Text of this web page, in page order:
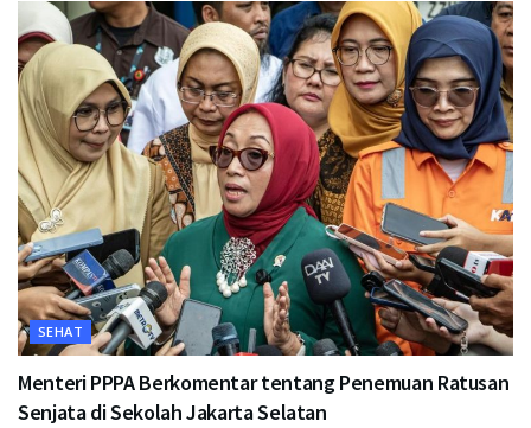
SEHAT
Menteri PPPA Berkomentar tentang Penemuan Ratusan
Senjata di Sekolah Jakarta Selatan